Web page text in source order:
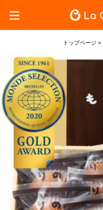
トップページ >